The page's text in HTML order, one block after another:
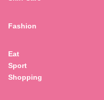
Fashion
Eat
Sport
Shopping